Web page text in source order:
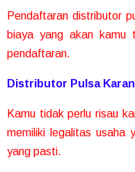
Pendaftaran distributor
biaya yang akan kamu
pendaftaran.
Distributor Pulsa
Kamu tidak perlu risau
memiliki legalitas usaha
yang pasti.